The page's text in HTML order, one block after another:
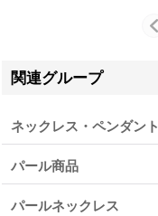
関連グループ
ネックレス・ペンダント
パール商品
パールネックレス